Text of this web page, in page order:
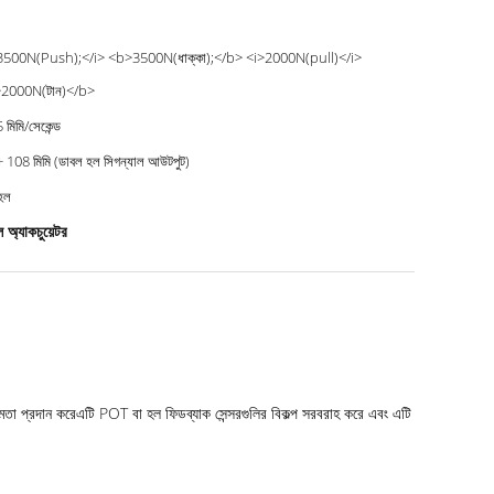
i> <b>3500N(ধাক্কা);</b> <i>2000N(pull)</i>
b>
সেকেন্ড
108 মিমি (ডাবল হল সিগন্যাল আউটপুট)
অ্যাকচুয়েটর
করেএটি POT বা হল ফিডব্যাক সেন্সরগুলির বিকল্প সরবরাহ করে এবং এটি